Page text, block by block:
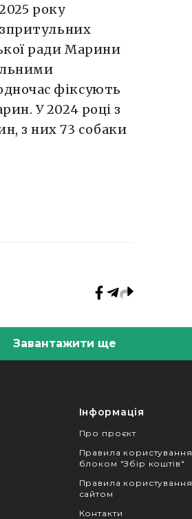
року
ради Марини
фіксують
У 2024 році з
з них 73 собаки
Завантажити ще
Інформація
Про проєкт
Правила користування
блоком "Збір коштів"
Правила користування
сайтом
Контакти